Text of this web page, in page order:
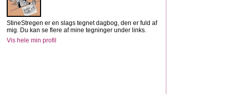
StineStregen er en slags tegnet dagbog, den er fuld af
mig. Du kan se flere af mine tegninger under links.
Vis hele min profil